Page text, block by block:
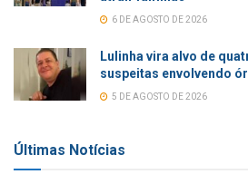
6 DE AGOSTO DE 2026
Lulinha vira alvo de
suspeitas envolvendo
5 DE AGOSTO DE 2026
Últimas Notícias